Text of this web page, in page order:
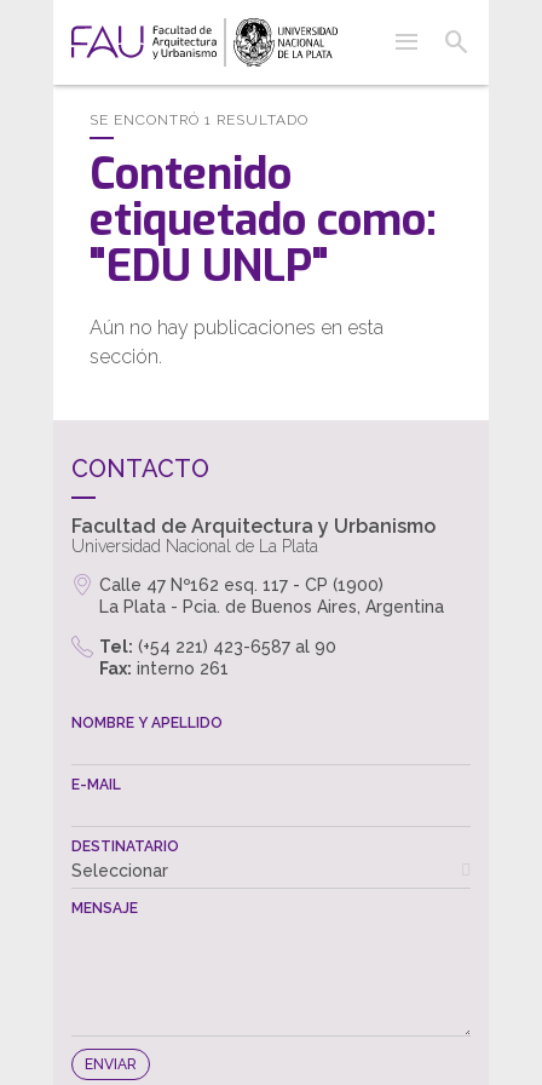
menu search
SE ENCONTRÓ 1 RESULTADO
Contenido
etiquetado como:
"EDU UNLP"
Aún no hay publicaciones en esta
sección.
CONTACTO
Facultad de Arquitectura y Urbanismo
Universidad Nacional de La Plata
Calle 47 Nº162 esq. 117 - CP (1900)
La Plata - Pcia. de Buenos Aires, Argentina
Tel: (+54 221) 423-6587 al 90
Fax: interno 261
NOMBRE Y APELLIDO
E-MAIL
DESTINATARIO
Seleccionar
MENSAJE